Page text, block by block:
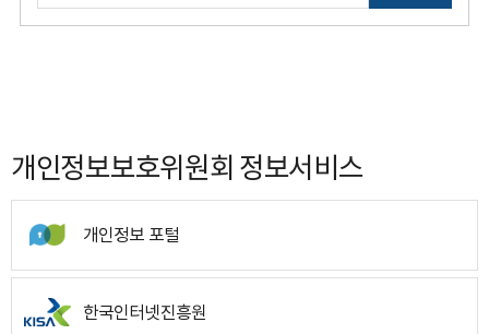
개인정보보호위원회 정보서비스
개인정보 포털
한국인터넷진흥원